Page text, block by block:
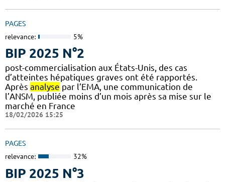
PAGES
relevance: 5%
BIP 2025 N°2
post-commercialisation aux États-Unis, des cas
d’atteintes hépatiques graves ont été rapportés.
Après analyse par l’EMA, une communication de
l’ANSM, publiée moins d’un mois après sa mise sur le
marché en France
18/02/2026 15:25
PAGES
relevance: 32%
BIP 2025 N°3